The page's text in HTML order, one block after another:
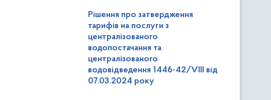
Рішення про затвердження
тарифів на послуги з
централізованого
водопостачання та
централізованого
водовідведення 1446-42/VIII від
07.03.2024 року